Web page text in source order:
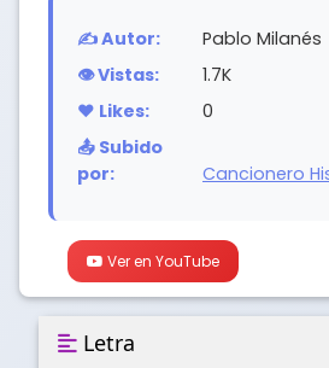
✍️ Autor:
Pablo Milanés
👁️ Vistas:
1.7K
❤️ Likes:
0
📤 Subido
por:
Cancionero
Ver en YouTube
Letra